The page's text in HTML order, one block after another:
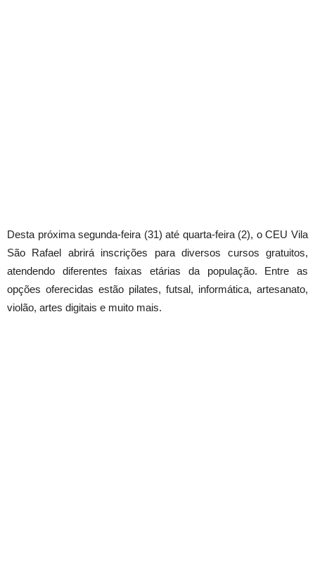
Desta próxima segunda-feira (31) até quarta-feira (2), o CEU Vila
São Rafael abrirá inscrições para diversos cursos gratuitos,
atendendo diferentes faixas etárias da população. Entre as
opções oferecidas estão pilates, futsal, informática, artesanato,
violão, artes digitais e muito mais.